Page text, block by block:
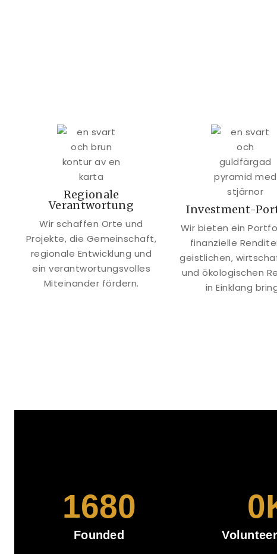
Regionale
Verantwortung
Wir schaffen Orte und
Projekte, die Gemeinschaft,
regionale Entwicklung und
ein verantwortungsvolles
Miteinander fördern.
Investment-
Wir bieten ein
finanzielle
geistlichen,
und ökologischen
in Einklang
Founded
1680 0